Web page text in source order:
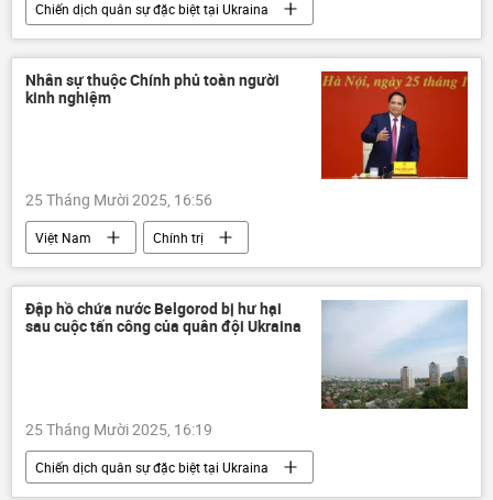
Chiến dịch quân sự đặc biệt tại Ukraina
Cuộc khủng hoảng ở Ukraina
Ukraina
Nga
Bộ Quốc phòng Nga
DNR
Thế giới
Nhân sự thuộc Chính phủ toàn người
kinh nghiệm
25 Tháng Mười 2025, 16:56
Việt Nam
Chính trị
Phạm Minh Chính
Quốc hội Việt Nam
Đập hồ chứa nước Belgorod bị hư hại
sau cuộc tấn công của quân đội Ukraina
25 Tháng Mười 2025, 16:19
Chiến dịch quân sự đặc biệt tại Ukraina